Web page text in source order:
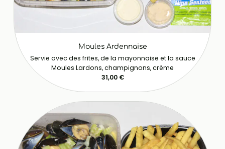
Moules Ardennaise
Servie avec des frites, de la mayonnaise et la sauce
Moules Lardons, champignons, crème
31,00 €